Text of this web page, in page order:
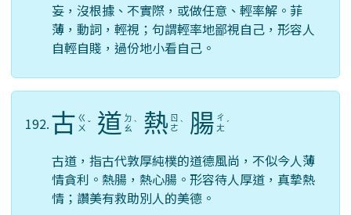
妄，沒根據、不實際，或做任意、輕率解。菲
薄，動詞，輕視；句謂輕率地鄙視自己，形容人
自輕自賤，過份地小看自己。
192.古 ㄍ
ㄨ ˇ 道 ㄉ
ㄠ ˋ 熱 ㄖ
ㄜ ˋ 腸 ㄔ
ㄤ ˊ
古道，指古代敦厚純樸的道德風尚，不似今人薄
情貪利。熱腸，熱心腸。形容待人厚道，真摯熱
情；讚美有救助別人的美德。